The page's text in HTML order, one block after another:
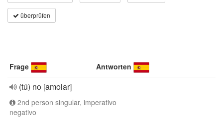
überprüfen
Frage Antworten
(tú) no [amolar]
2nd person singular, imperativo
negativo